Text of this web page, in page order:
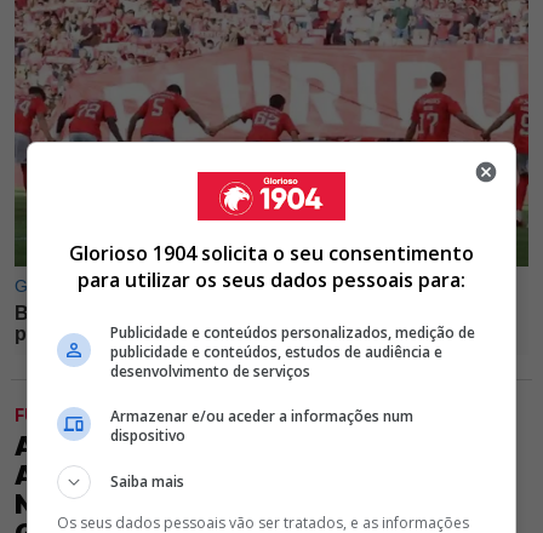
FUTEBOL
ATENÇÃO, BENFICA! APÓS SER
APONTADO A PORTUGAL, DARWIN
NÚÑEZ ESGOTA OPÇÕES E FUTURO
Glorioso 1904 solicita o seu consentimento
para utilizar os seus dados pessoais para:
Publicidade e conteúdos personalizados, medição de
publicidade e conteúdos, estudos de audiência e
desenvolvimento de serviços
Armazenar e/ou aceder a informações num
dispositivo
Saiba mais
Os seus dados pessoais vão ser tratados, e as informações